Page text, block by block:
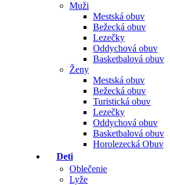
Muži
Mestská obuv
Bežecká obuv
Lezečky
Oddychová obuv
Basketbalová obuv
Ženy
Mestská obuv
Bežecká obuv
Turistická obuv
Lezečky
Oddychová obuv
Basketbalová obuv
Horolezecká Obuv
Deti
Oblečenie
Lyže